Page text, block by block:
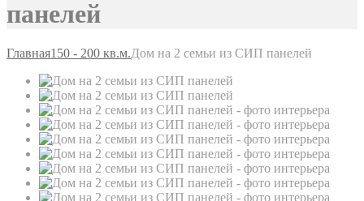
панелей
Главная150 - 200 кв.м.Дом на 2 семьи из СИП панелей